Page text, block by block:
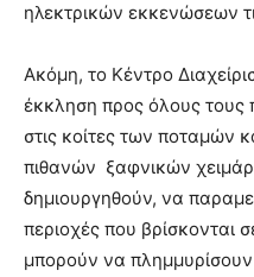
ηλεκτρικών εκκενώσεων
Ακόμη, το Κέντρο
έκκληση προς όλους τους
στις κοίτες των ποταμών
πιθανών ξαφνικών
δημιουργηθούν, να
περιοχές που βρίσκονται
μπορούν να